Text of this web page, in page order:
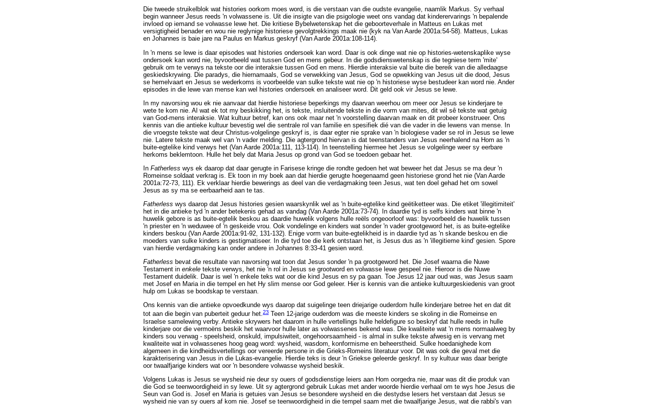
Die tweede struikelblok wat histories oorkom moes word, is die verstaan van die oudste evangelie, naamlik Markus. Sy verhaal
begin wanneer Jesus reeds 'n volwassene is. Uit die insigte van die psigologie weet ons vandag dat kinderervarings 'n bepalende
invloed op iemand se volwasse lewe het. Die kritiese Bybelwetenskap het die geboorteverhale in Matteus en Lukas met
versigtigheid benader en wou nie reglynige historiese gevolgtrekkings maak nie (kyk na Van Aarde 2001a:54-58). Matteus, Lukas
en Johannes is baie jare na Paulus en Markus geskryf (Van Aarde 2001a:108-114).
In 'n mens se lewe is daar episodes wat histories ondersoek kan word. Daar is ook dinge wat nie op histories-wetenskaplike wyse
ondersoek kan word nie, byvoorbeeld wat tussen God en mens gebeur. In die godsdienswetenskap is die tegniese term 'mite'
gebruik om te verwys na tekste oor die interaksie tussen God en mens. Hierdie interaksie val buite die bereik van die alledaagse
geskiedskrywing. Die paradys, die hiernamaals, God se verwekking van Jesus, God se opwekking van Jesus uit die dood, Jesus
se hemelvaart en Jesus se wederkoms is voorbeelde van sulke tekste wat nie op 'n historiese wyse bestudeer kan word nie. Ander
episodes in die lewe van mense kan wel histories ondersoek en analiseer word. Dit geld ook vir Jesus se lewe.
In my navorsing wou ek nie aanvaar dat hierdie historiese beperkings my daarvan weerhou om meer oor Jesus se kinderjare te
wete te kom nie. Al wat ek tot my beskikking het, is tekste, insluitende tekste in die vorm van mites, dit wil sê tekste wat getuig
van God-mens interaksie. Wat kultuur betref, kan ons ook maar net 'n voorstelling daarvan maak en dit probeer konstrueer. Ons
kennis van die antieke kultuur bevestig wel die sentrale rol van familie en spesifiek dié van die vader in die lewens van mense. In
die vroegste tekste wat deur Christus-volgelinge geskryf is, is daar egter nie sprake van 'n biologiese vader se rol in Jesus se lewe
nie. Latere tekste maak wel van 'n vader melding. Die agtergrond hiervan is dat teenstanders van Jesus neerhalend na Hom as 'n
buite-egtelike kind verwys het (Van Aarde 2001a:111, 113-114). In teenstelling hiermee het Jesus se volgelinge weer sy eerbare
herkoms beklemtoon. Hulle het bely dat Maria Jesus op grond van God se toedoen gebaar het.
In Fatherless wys ek daarop dat daar gerugte in Farisese kringe die rondte gedoen het wat beweer het dat Jesus se ma deur 'n
Romeinse soldaat verkrag is. Ek toon in my boek aan dat hierdie gerugte hoegenaamd geen historiese grond het nie (Van Aarde
2001a:72-73, 111). Ek verklaar hierdie bewerings as deel van die verdagmaking teen Jesus, wat ten doel gehad het om sowel
Jesus as sy ma se eerbaarheid aan te tas.
Fatherless wys daarop dat Jesus histories gesien waarskynlik wel as 'n buite-egtelike kind geëtiketteer was. Die etiket 'illegitimiteit'
het in die antieke tyd 'n ander betekenis gehad as vandag (Van Aarde 2001a:73-74). In daardie tyd is selfs kinders wat binne 'n
huwelik gebore is as buite-egtelik beskou as daardie huwelik volgens hulle reëls ongeoorloof was: byvoorbeeld die huwelik tussen
'n priester en 'n weduwee of 'n geskeide vrou. Ook vondelinge en kinders wat sonder 'n vader grootgeword het, is as buite-egtelike
kinders beskou (Van Aarde 2001a:91-92, 131-132). Enige vorm van buite-egtelikheid is in daardie tyd as 'n skande beskou en die
moeders van sulke kinders is gestigmatiseer. In die tyd toe die kerk ontstaan het, is Jesus dus as 'n 'illegitieme kind' gesien. Spore
van hierdie verdagmaking kan onder andere in Johannes 8:33-41 gesien word.
Fatherless bevat die resultate van navorsing wat toon dat Jesus sonder 'n pa grootgeword het. Die Josef waarna die Nuwe
Testament in enkele tekste verwys, het nie 'n rol in Jesus se grootword en volwasse lewe gespeel nie. Hieroor is die Nuwe
Testament duidelik. Daar is wel 'n enkele teks wat oor die kind Jesus en sy pa gaan. Toe Jesus 12 jaar oud was, was Jesus saam
met Josef en Maria in die tempel en het Hy slim mense oor God geleer. Hier is kennis van die antieke kultuurgeskiedenis van groot
hulp om Lukas se boodskap te verstaan.
Ons kennis van die antieke opvoedkunde wys daarop dat suigelinge teen driejarige ouderdom hulle kinderjare betree het en dat dit
tot aan die begin van puberteit geduur het.23
Teen 12-jarige ouderdom was die meeste kinders se skoling in die Romeinse en
Israelse samelewing verby. Antieke skrywers het daarom in hulle vertellings hulle heldefigure so beskryf dat hulle reeds in hulle
kinderjare oor die vermoëns beskik het waarvoor hulle later as volwassenes bekend was. Die kwaliteite wat 'n mens normaalweg by
kinders sou verwag - speelsheid, onskuld, impulsiwiteit, ongehoorsaamheid - is almal in sulke tekste afwesig en is vervang met
kwaliteite wat in volwassenes hoog geag word: wysheid, wasdom, konformisme en beheerstheid. Sulke hoedanighede kom
algemeen in die kindheidsvertellings oor vereerde persone in die Grieks-Romeins literatuur voor. Dit was ook die geval met die
karakterisering van Jesus in die Lukas-evangelie. Hierdie teks is deur 'n Griekse geleerde geskryf. In sy kultuur was daar berigte
oor twaalfjarige kinders wat oor 'n besondere volwasse wysheid beskik.
Volgens Lukas is Jesus se wysheid nie deur sy ouers of godsdienstige leiers aan Hom oorgedra nie, maar was dit die produk van
die God se teenwoordigheid in sy lewe. Uit sy agtergrond gebruik Lukas met ander woorde hierdie verhaal om te wys hoe Jesus die
Seun van God is. Josef en Maria is getuies van Jesus se besondere wysheid en die destydse lesers het verstaan dat Jesus se
wysheid nie van sy ouers af kom nie. Josef se teenwoordigheid in die tempel saam met die twaalfjarige Jesus, wat die rabbi's van